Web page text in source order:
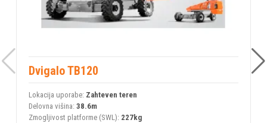
Dvigalo TB120
Lokacija uporabe: Zahteven teren
Delovna višina: 38.6m
Zmogljivost platforme (SWL): 227kg